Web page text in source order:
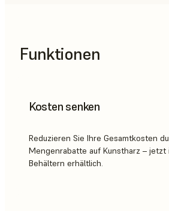
Funktionen
Kosten senken
Reduzieren Sie Ihre Gesamtkosten
Mengenrabatte auf Kunstharz –
Behältern erhältlich.